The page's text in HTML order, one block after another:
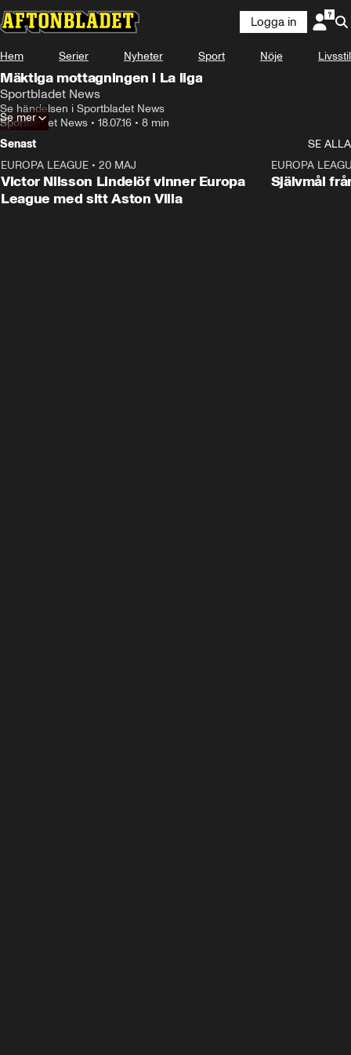
Logga in
Hem Serier Nyheter Sport Nöje Livsstil
Mäktiga mottagningen i La liga
Sportbladet News
Se händelsen i Sportbladet News
Sportbladet News • 18.07.16 • 8 min
Se mer
Senast
SE ALLA
EUROPA LEAGUE • 20 MAJ
Victor Nilsson Lindelöf vinner Europa
League med sitt Aston Villa
EUROPA
Självmål